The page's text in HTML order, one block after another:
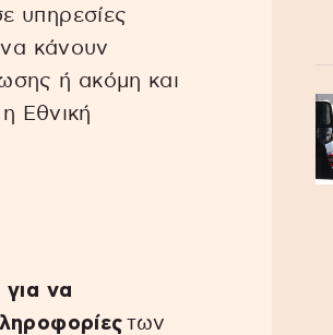
υπηρεσίες
κάνουν
ή ακόμη και
Εθνική
για να
των